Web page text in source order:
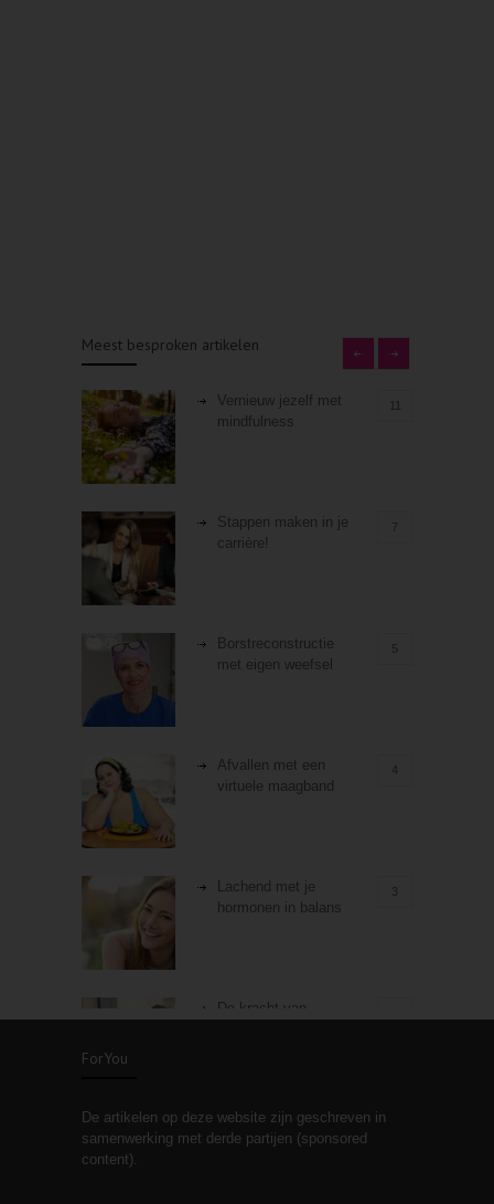
Meest besproken artikelen
Vernieuw jezelf met
mindfulness
Stappen maken in je
carrière!
7
Borstreconstructie
met eigen weefsel
5
Afvallen met een
virtuele maagband
4
Lachend met je
hormonen in balans
3
De kracht van
Stiefouderschap en
relaties
ForYou
De artikelen op deze website zijn geschreven in
samenwerking met derde partijen (sponsored
content).